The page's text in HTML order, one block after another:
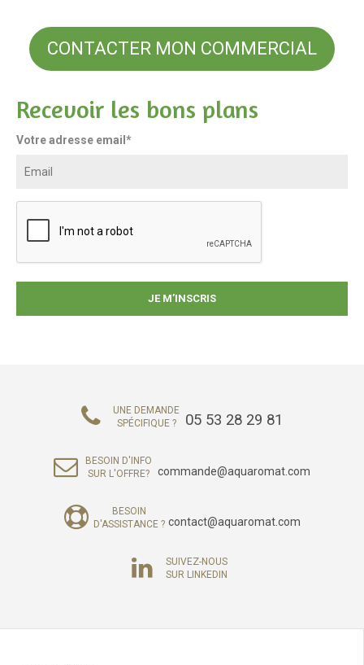
CONTACTER MON COMMERCIAL
Recevoir les bons plans
Votre adresse email*
UNE DEMANDE
SPÉCIFIQUE ?
05 53 28 29 81
BESOIN D'INFO
SUR L'OFFRE?
commande@aquaromat.com
BESOIN
D'ASSISTANCE ? contact@aquaromat.com
SUIVEZ-NOUS
SUR LINKEDIN